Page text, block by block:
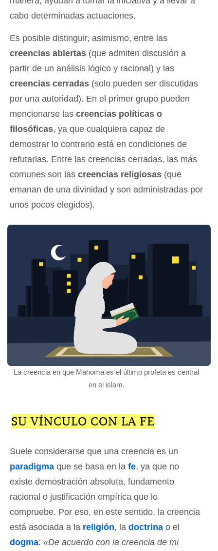
cabo determinadas actuaciones.
Es posible distinguir, asimismo, entre las
creencias abiertas (que admiten discusión a
partir de un análisis lógico y racional) y las
creencias cerradas (solo pueden ser discutidas
por una autoridad). En el primer grupo pueden
mencionarse las creencias políticas o
filosóficas, ya que cualquiera capaz de
demostrar lo contrario está en condiciones de
refutarlas. Entre las creencias cerradas, las más
comunes son las creencias religiosas (que
emanan de una divinidad y son administradas por
unos pocos elegidos).
La creencia en que Mahoma es el último profeta es central
en el islam.
SU VÍNCULO CON LA FE
Suele considerarse que una creencia es un
paradigma que se basa en la fe, ya que no
existe demostración absoluta, fundamento
racional o justificación empírica que lo
compruebe. Por eso, en este sentido, la creencia
está asociada a la religión, la doctrina o el
dogma: «De acuerdo con la creencia de mi